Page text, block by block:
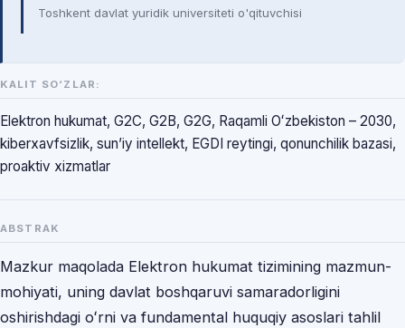
Toshkent davlat yuridik universiteti o'qituvchisi
KALIT SO‘ZLAR:
Elektron hukumat, G2C, G2B, G2G, Raqamli Oʻzbekiston – 2030,
kiberxavfsizlik, sun’iy intellekt, EGDI reytingi, qonunchilik bazasi,
proaktiv xizmatlar
ABSTRAK
Mazkur maqolada Elektron hukumat tizimining mazmun-
mohiyati, uning davlat boshqaruvi samaradorligini
oshirishdagi oʻrni va fundamental huquqiy asoslari tahlil